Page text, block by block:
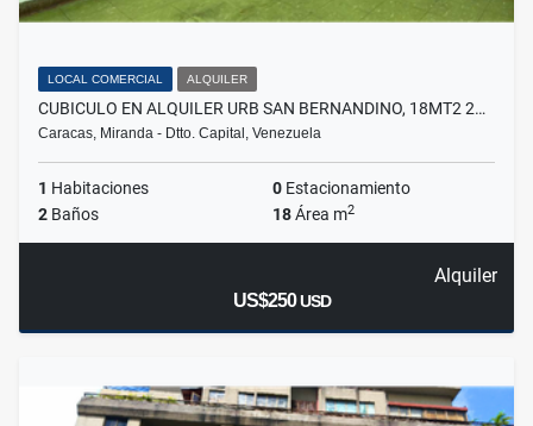
LOCAL COMERCIAL ALQUILER
CUBICULO EN ALQUILER URB SAN BERNANDINO, 18MT2 2…
Caracas, Miranda - Dtto. Capital, Venezuela
1 Habitaciones 0 Estacionamiento
2 Baños 18Área m2
Alquiler
US$250USD